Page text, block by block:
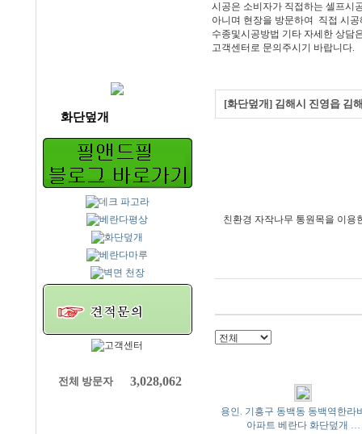
화단덮개
전체 방문자 3,028,062
시공은 소비자가 직접하는 셀프시
아니며 현장을 방문하여 직접 시공
수종및시공방법 기타 자세한 상담
고객센터로 문의주시기 바랍니다.
[화단덮개] 김해시 진영읍 김
친환경 자작나무 통원목을 이용
용인. 기흥구 동백동 동백역한라
아파트 베란다 화단덮개 …